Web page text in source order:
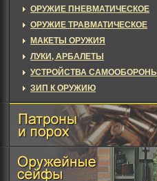
ОРУЖИЕ ПНЕВМАТИЧЕСКОЕ
ОРУЖИЕ ТРАВМАТИЧЕСКОЕ
МАКЕТЫ ОРУЖИЯ
ЛУКИ, АРБАЛЕТЫ
УСТРОЙСТВА САМООБОРОНЫ
ЗИП К ОРУЖИЮ